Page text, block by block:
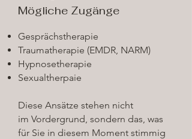
Mögliche Zugänge
Gesprächstherapie
Traumatherapie (EMDR, NARM)
Hypnosetherapie
Sexualtherpaie
Diese Ansätze stehen nicht
im Vordergrund, sondern das, was
für Sie in diesem Moment stimmig